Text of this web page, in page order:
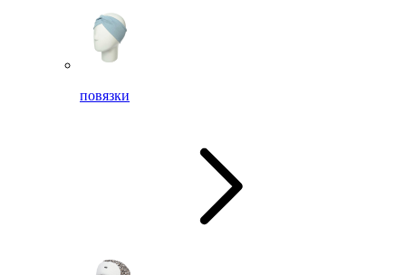
повязки